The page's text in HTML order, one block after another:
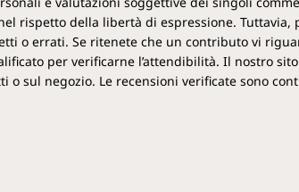
rispetto della libertà di espressione. Tuttavia,
o errati. Se ritenete che un contributo vi
per verificarne l’attendibilità. Il nostro
sul negozio. Le recensioni verificate sono